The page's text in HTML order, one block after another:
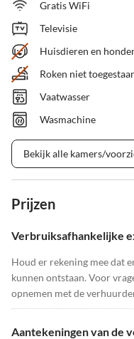
Gratis WiFi
Televisie
Huisdieren en
Roken niet
Vaatwasser
Wasmachine
Bekijk alle kamers/
Prijzen
Verbruiksafhankelijke
Houd er rekening mee dat
kunnen ontstaan. Voor
opnemen met de
Aantekeningen van de